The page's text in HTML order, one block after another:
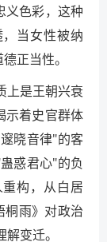
义色彩，这种
当女性被纳
正当性。
上是王朝兴衰
示着史官群体
晓音律"的客
惑君心"的负
构，从白居
桐雨》对政治
变迁。